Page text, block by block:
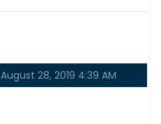
August 28, 2019 4:39 AM